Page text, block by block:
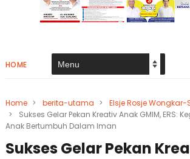
HOME
Home > berita-utama > Elsje Rosje
>
Sukses Gelar Pekan Kreativ Anak GMIM, ERS:
Anak Bertumbuh Dalam Iman
Sukses Gelar Pekan